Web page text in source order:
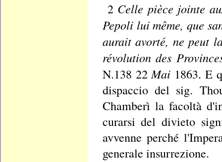
2 Celle pièce jointe
Pepoli lui même, que
aurait avorté, ne peut
révolution des
N.138 22Mai 1863. E
dispaccio del sig.
Chamberì la facoltà
curarsi del divieto
avvenne perché
generale insurrezione.